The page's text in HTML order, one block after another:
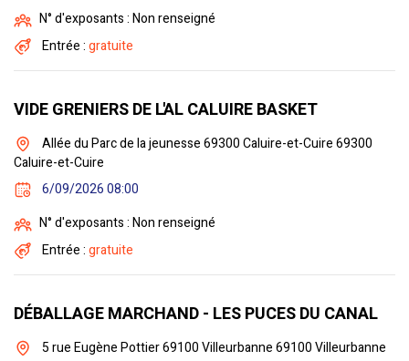
N° d'exposants : Non renseigné
Entrée :gratuite
VIDE GRENIERS DE L'AL CALUIRE BASKET
Allée du Parc de la jeunesse 69300 Caluire-et-Cuire 69300
Caluire-et-Cuire
6/09/2026 08:00
N° d'exposants : Non renseigné
Entrée :gratuite
DÉBALLAGE MARCHAND - LES PUCES DU CANAL
5 rue Eugène Pottier 69100 Villeurbanne 69100 Villeurbanne